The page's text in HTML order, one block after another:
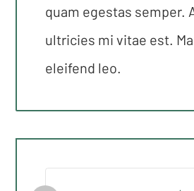
quam egestas semper.
ultricies mi vitae est.
eleifend leo.